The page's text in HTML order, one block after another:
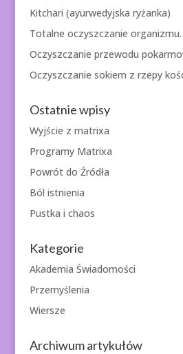
Kitchari (ayurwedyjska ryżanka)
Totalne oczyszczanie organizmu.
Oczyszczanie przewodu
Oczyszczanie sokiem z rzepy
Ostatnie wpisy
Wyjście z matrixa
Programy Matrixa
Powrót do Źródła
Ból istnienia
Pustka i chaos
Kategorie
Akademia Świadomości
Przemyślenia
Wiersze
Archiwum artykułów